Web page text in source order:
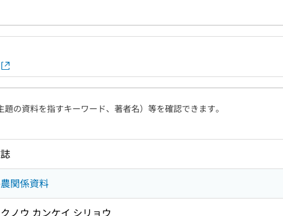
の資料を指すキーワード、著者名）等を確認できます。
関係資料
ノウ カンケイ シリョウ